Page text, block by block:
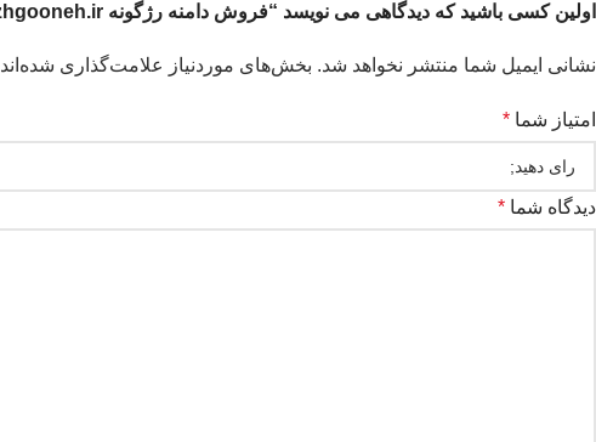
اولین کسی باشید که دیدگاهی می نویسد “فروش دامنه رژگونه rozhgooneh.ir”
نشانی ایمیل شما منتشر نخواهد شد. بخش‌های موردنیاز علامت‌گذاری شده‌اند
امتیاز شما *
دیدگاه شما *